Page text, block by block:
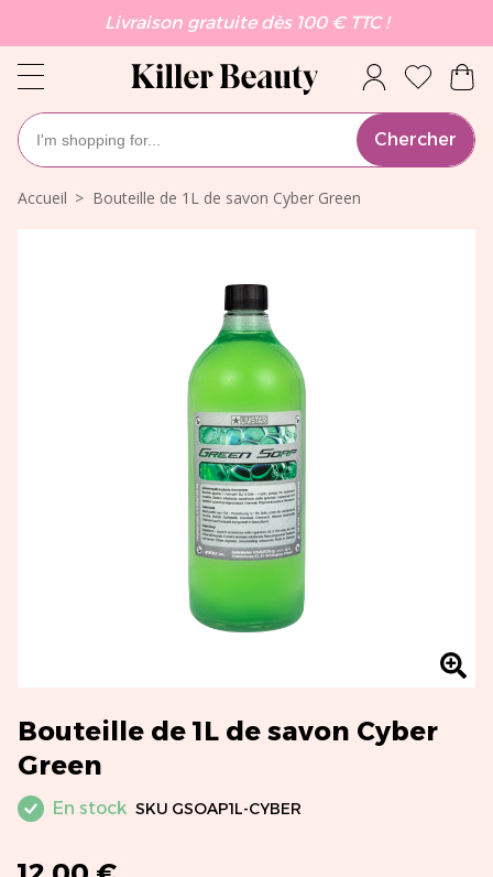
Livraison gratuite dès 100 € TTC !
Chercher
Accueil Bouteille de 1L de savon Cyber Green
Bouteille de 1L de savon Cyber
Green
En stock SKU GSOAP1L-CYBER